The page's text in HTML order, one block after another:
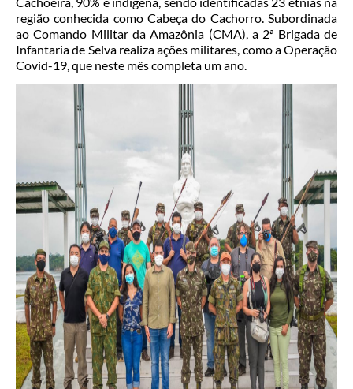
região conhecida como Cabeça do Cachorro. Subordinada
ao Comando Militar da Amazônia (CMA), a 2ª Brigada de
Infantaria de Selva realiza ações militares, como a Operação
Covid-19, que neste mês completa um ano.